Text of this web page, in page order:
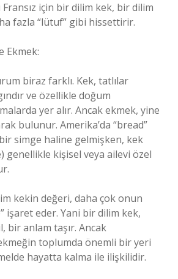
Fransız için bir dilim kek, bir dilim
fazla “lütuf” gibi hissettirir.
Ekmek:
biraz farklı. Kek, tatlılar
ve özellikle doğum
yer alır. Ancak ekmek, yine
bulunur. Amerika’da “bread”
simge haline gelmişken, kek
genellikle kişisel veya ailevi özel
kekin değeri, daha çok onun
işaret eder. Yani bir dilim kek,
bir anlam taşır. Ancak
toplumda önemli bir yeri
hayatta kalma ile ilişkilidir.